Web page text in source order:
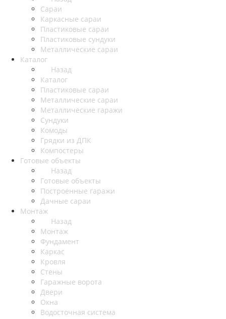
Сараи
Каркасные сараи
Пластиковые сараи
Пластиковые сундуки
Металлические сараи
Каталог
Назад
Каталог
Пластиковые сараи
Металлические сараи
Металлические гаражи
Сундуки
Комоды
Грядки из ДПК
Компостеры
Готовые объекты
Назад
Готовые объекты
Построенные гаражи
Дачные сараи
Монтаж
Назад
Монтаж
Фундамент
Каркас
Кровля
Стены
Гаражные ворота
Двери
Окна
Водосточная система